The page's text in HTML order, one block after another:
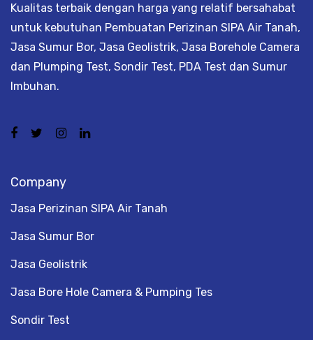
Kualitas terbaik dengan harga yang relatif bersahabat
untuk kebutuhan Pembuatan Perizinan SIPA Air Tanah,
Jasa Sumur Bor, Jasa Geolistrik, Jasa Borehole Camera
dan Plumping Test, Sondir Test, PDA Test dan Sumur
Imbuhan.
Company
Jasa Perizinan SIPA Air Tanah
Jasa Sumur Bor
Jasa Geolistrik
Jasa Bore Hole Camera & Pumping Tes
Sondir Test